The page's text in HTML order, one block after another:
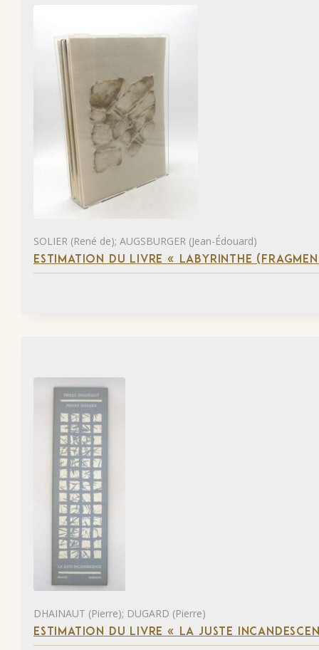
SOLIER (René de); AUGSBURGER (Jean-Édouard)
ESTIMATION DU LIVRE « LABYRINTHE
DHAINAUT (Pierre); DUGARD (Pierre)
ESTIMATION DU LIVRE « LA JUSTE